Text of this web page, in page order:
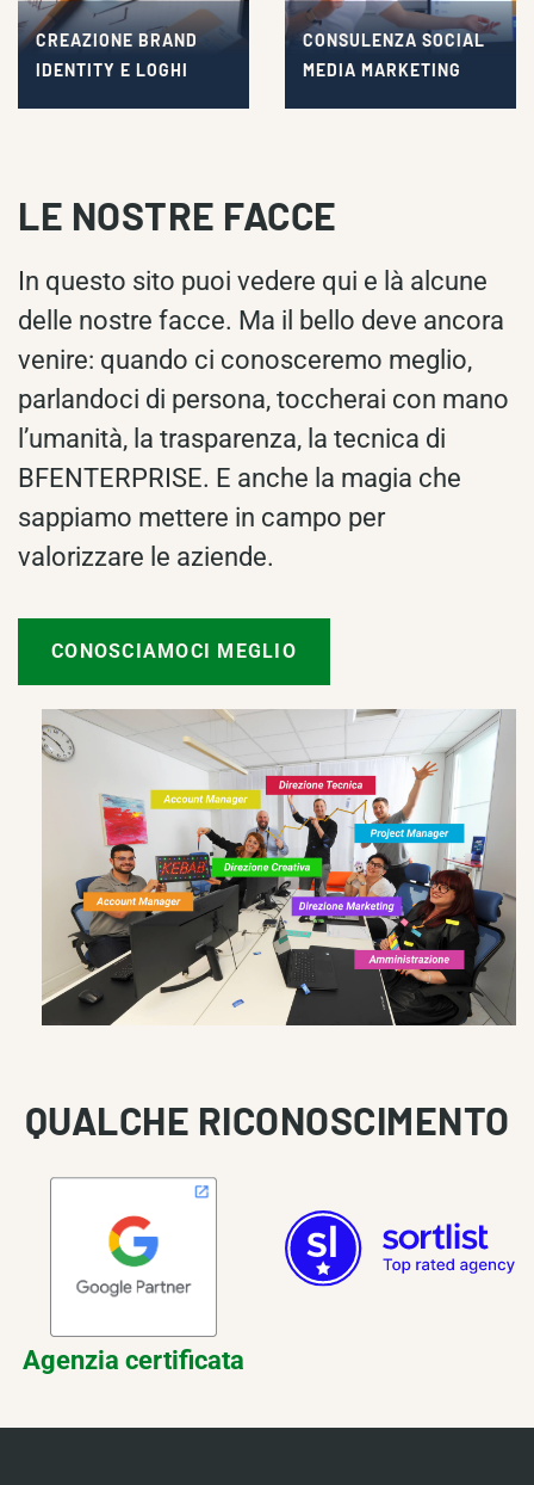
CREAZIONE BRAND
IDENTITY E LOGHI
CONSULENZA SOCIAL
MEDIA MARKETING
LE NOSTRE FACCE
In questo sito puoi vedere qui e là alcune
delle nostre facce. Ma il bello deve ancora
venire: quando ci conosceremo meglio,
parlandoci di persona, toccherai con mano
l’umanità, la trasparenza, la tecnica di
BFENTERPRISE. E anche la magia che
sappiamo mettere in campo per
valorizzare le aziende.
CONOSCIAMOCI MEGLIO
QUALCHE RICONOSCIMENTO
Agenzia certificata